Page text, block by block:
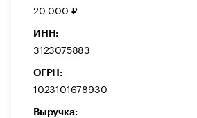
20 000 ₽
ИНН:
3123075883
ОГРН:
1023101678930
Выручка: